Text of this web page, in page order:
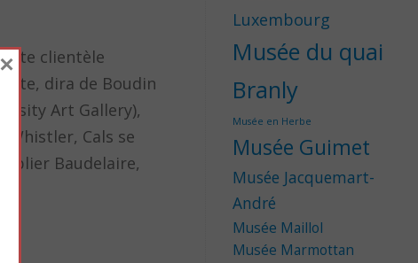
clientèle
dira de Boudin
Art Gallery),
Whistler, Cals se
Baudelaire,
Luxembourg
Musée du quai
Branly
Musée en Herbe
Musée Guimet
Musée Jacquemart-
André
Musée Maillol
Musée Marmottan
×